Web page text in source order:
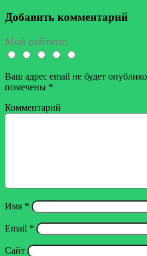
Добавить комментарий
Мой рейтинг:
Ваш адрес email не будет
помечены *
Комментарий
Имя *
Email *
Сайт